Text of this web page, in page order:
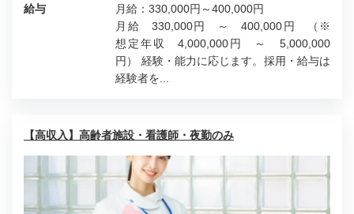
給与
月給：330,000円～400,000円
月給 330,000円 ～ 400,000円 （※
想定年収 4,000,000円 ～ 5,000,000
円） 経験・能力に応じます。採用・給与は
経験者を...
【高収入】高齢者施設・看護師・夜勤のみ